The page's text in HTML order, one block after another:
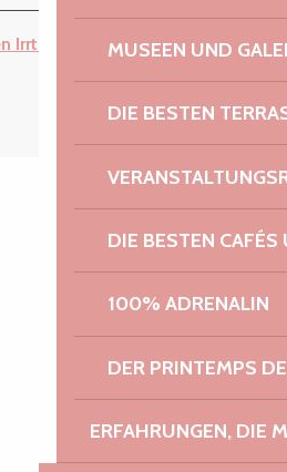
MUSEEN UND
DIE BESTEN
DIE BESTEN
100% ADRENALIN
DER PRINTEMPS
ERFAHRUNGEN, DIE
Irrtum angeben
PAULINE
AUDREY